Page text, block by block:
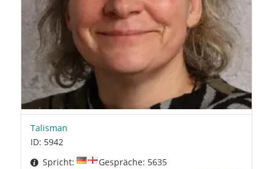
Talisman
ID: 5942
Spricht:
Gespräche: 5635